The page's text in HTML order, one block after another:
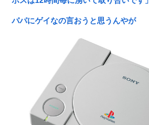
パパにゲイなの言おうと思うんやが